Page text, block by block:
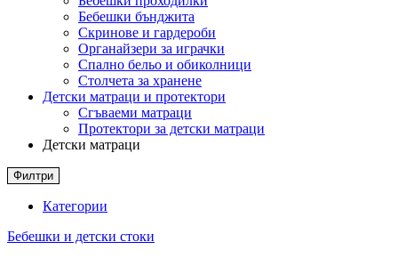
Бебешки бънджита
Скринове и гардероби
Органайзери за играчки
Спално бельо и обиколници
Столчета за хранене
Детски матраци и протектори
Сгъваеми матраци
Протектори за детски матраци
Детски матраци
Филтри
Категории
Бебешки и детски стоки